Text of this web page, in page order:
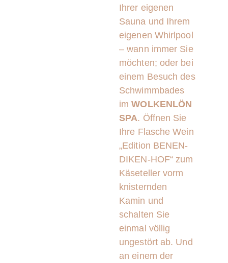
Ihrer eigenen
Sauna und Ihrem
eigenen Whirlpool
– wann immer Sie
möchten; oder bei
einem Besuch des
Schwimmbades
imWOLKENLÖN
SPA. Öffnen Sie
Ihre Flasche Wein
„Edition BENEN-
DIKEN-HOF“ zum
Käseteller vorm
knisternden
Kamin und
schalten Sie
einmal völlig
ungestört ab. Und
an einem der